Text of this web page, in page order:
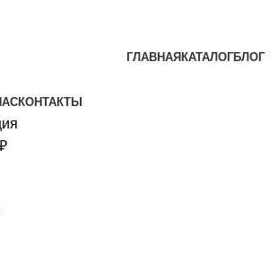
ГЛАВНАЯ КАТАЛОГБЛОГ
КОНТАКТЫ
₽